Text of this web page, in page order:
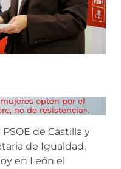
opten por el
no de resistencia».
de Castilla y
de Igualdad,
en León el